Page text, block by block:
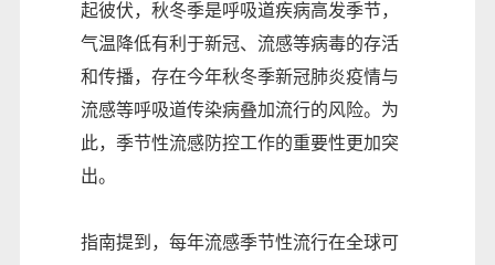
起彼伏，秋冬季是呼吸道疾病高发季节，
气温降低有利于新冠、流感等病毒的存活
和传播，存在今年秋冬季新冠肺炎疫情与
流感等呼吸道传染病叠加流行的风险。为
此，季节性流感防控工作的重要性更加突
出。
指南提到，每年流感季节性流行在全球可